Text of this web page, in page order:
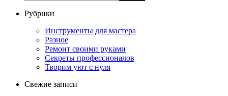
Рубрики
Инструменты для мастера
Разное
Ремонт своими руками
Секреты профессионалов
Творим уют с нуля
Свежие записи